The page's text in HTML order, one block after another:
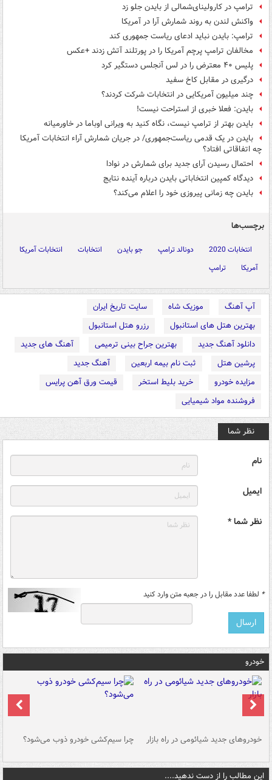
ترامپ در کارولینای‌شمالی از بایدن جلو زد
واکنش لندن به روند شمارش آرا در آمریکا
ترامپ: بایدن نباید ادعای ریاست جمهوری کند
مخالفان ترامپ پرچم آمریکا را در پورتلند آتش زدند +عکس
پلیس ۴۰ معترض را در لس آنجلس دستگیر کرد
درگیری در مقابل کاخ سفید
چند میلیون آمریکایی در انتخابات شرکت کردند؟
بایدن: فعلا خبری از استراحت نیست!
بایدن بهتر از ترامپ نیست، نگاه کنید به ویرانی اوباما در خاورمیانه
بایدن در یک قدمی ریاست‌جمهوری/ در جریان شمارش آراء انتخابات آمریکا
چه اتفاقاتی افتاد؟
احتمال رسیدن آرای جدید برای شمارش در نوادا
دیدگاه کمپین انتخاباتی بایدن درباره آینده نتایج
بایدن چه زمانی پیروزی خود را اعلام می‌کند؟
برچسب‌ها
انتخابات 2020 دونالد ترامپ جو بایدن انتخابات
انتخابات آمریکا
آمریکا
ترامپ
آپ آهنگ موزیک شاه
سایت تاریخ ایران
بهترین هتل های استانبول
رزرو هتل استانبول
دانلود آهنگ جدید
بهترین جراح بینی ترمیمی
آهنگ های جدید
پرشین هتل
ثبت نام بیمه اربعین
آهنگ جدید
مزایده خودرو
خرید بلیط استخر
قیمت ورق آهن پرایس
فروشنده مواد شیمیایی
نظر شما
نام
ایمیل
نظر شما *
* لطفا عدد مقابل را در جعبه متن وارد کنید
خودرو
خودروهای جدید شیائومی در راه بازار چرا سیم‌کشی خودرو ذوب می‌شود؟
این مطالب را از دست ندهید....